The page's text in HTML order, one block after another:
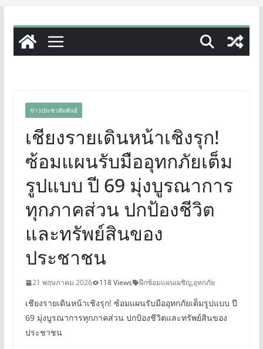
ยกระดับตลาดสด 100 ปี สู่พิพิธภัณฑ์
ศิลปะมีชีวิต หนุนเศรษฐกิจสร้างสรรค์
ข่าวประชาสัมพันธ์
เชียงรายเดินหน้าเชิงรุก!
ซ้อมแผนรับมืออุทกภัยเต็ม
รูปแบบ ปี 69 มุ่งบูรณาการ
ทุกภาคส่วน ปกป้องชีวิต
และทรัพย์สินของ
ประชาชน
21 พฤษภาคม 2026 118 Views ฝึกซ้อมแผนเผชิญ,อุทกภัย
เชียงรายเดินหน้าเชิงรุก! ซ้อมแผนรับมืออุทกภัยเต็มรูปแบบ ปี
69 มุ่งบูรณาการทุกภาคส่วน ปกป้องชีวิตและทรัพย์สินของ
ประชาชน